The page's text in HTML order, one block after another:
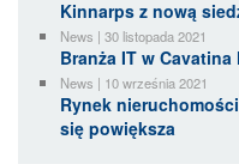
Kinnarps z nową
News | 30 listopada 2021
Branża IT w Cavatina
News | 10 września 2021
Rynek
się powiększa